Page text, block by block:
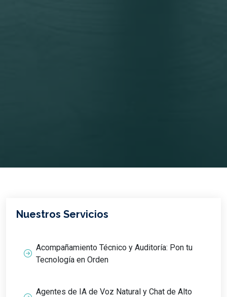
Nuestros Servicios
Acompañamiento Técnico y Auditoría: Pon tu
Tecnología en Orden
Agentes de IA de Voz Natural y Chat de Alto